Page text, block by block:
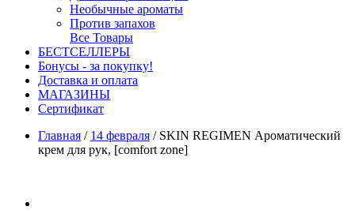
Необычные ароматы
Против запахов
Все Товары
БЕСТСЕЛЛЕРЫ
Бонусы - за покупку!
Доставка и оплата
МАГАЗИНЫ
Cертификат
Главная / 14 февраля / SKIN REGIMEN Ароматический
крем для рук, [comfort zone]